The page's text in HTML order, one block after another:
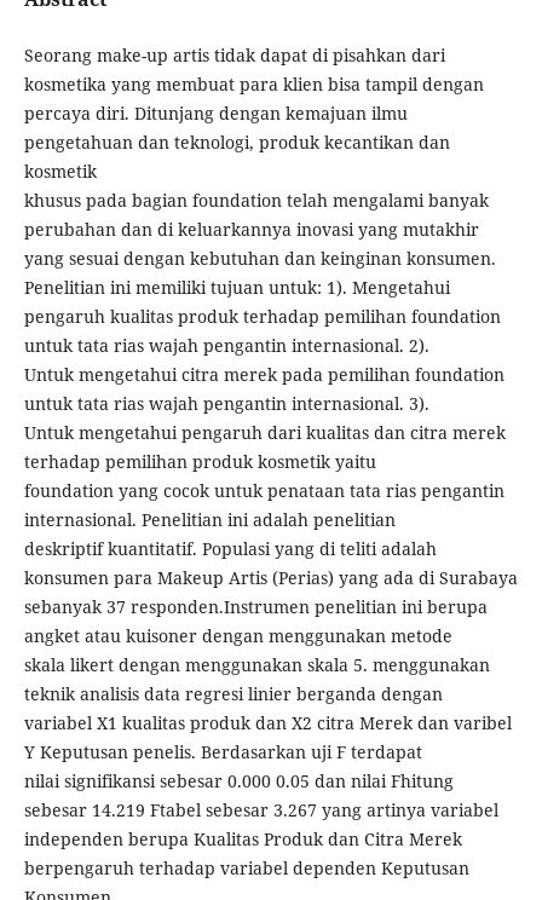
Seorang make-up artis tidak dapat di pisahkan dari
kosmetika yang membuat para klien bisa tampil dengan
percaya diri. Ditunjang dengan kemajuan ilmu
pengetahuan dan teknologi, produk kecantikan dan
kosmetik
khusus pada bagian foundation telah mengalami banyak
perubahan dan di keluarkannya inovasi yang mutakhir
yang sesuai dengan kebutuhan dan keinginan konsumen.
Penelitian ini memiliki tujuan untuk: 1). Mengetahui
pengaruh kualitas produk terhadap pemilihan foundation
untuk tata rias wajah pengantin internasional. 2).
Untuk mengetahui citra merek pada pemilihan foundation
untuk tata rias wajah pengantin internasional. 3).
Untuk mengetahui pengaruh dari kualitas dan citra merek
terhadap pemilihan produk kosmetik yaitu
foundation yang cocok untuk penataan tata rias pengantin
internasional. Penelitian ini adalah penelitian
deskriptif kuantitatif. Populasi yang di teliti adalah
konsumen para Makeup Artis (Perias) yang ada di Surabaya
sebanyak 37 responden.Instrumen penelitian ini berupa
angket atau kuisoner dengan menggunakan metode
skala likert dengan menggunakan skala 5. menggunakan
teknik analisis data regresi linier berganda dengan
variabel X1 kualitas produk dan X2 citra Merek dan varibel
Y Keputusan penelis. Berdasarkan uji F terdapat
nilai signifikansi sebesar 0.000 0.05 dan nilai Fhitung
sebesar 14.219 Ftabel sebesar 3.267 yang artinya variabel
independen berupa Kualitas Produk dan Citra Merek
berpengaruh terhadap variabel dependen Keputusan